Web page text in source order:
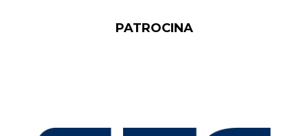
PATROCINA